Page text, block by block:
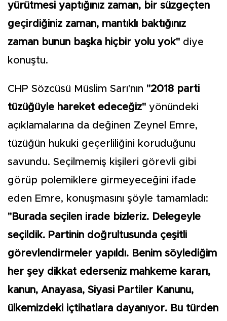
yürütmesi yaptığınız zaman, bir süzgeçten
geçirdiğiniz zaman, mantıklı baktığınız
zaman bunun başka hiçbir yolu yok" diye
konuştu.
CHP Sözcüsü Müslim Sarı'nın "2018 parti
tüzüğüyle hareket edeceğiz" yönündeki
açıklamalarına da değinen Zeynel Emre,
tüzüğün hukuki geçerliliğini koruduğunu
savundu. Seçilmemiş kişileri görevli gibi
görüp polemiklere girmeyeceğini ifade
eden Emre, konuşmasını şöyle tamamladı:
"Burada seçilen irade bizleriz. Delegeyle
seçildik. Partinin doğrultusunda çeşitli
görevlendirmeler yapıldı. Benim söylediğim
her şey dikkat ederseniz mahkeme kararı,
kanun, Anayasa, Siyasi Partiler Kanunu,
ülkemizdeki içtihatlara dayanıyor. Bu türden